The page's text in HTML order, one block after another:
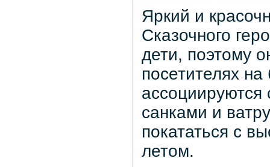
Яркий и
Сказочного
дети, поэтому
посетителях
санками и
покататься с
летом.